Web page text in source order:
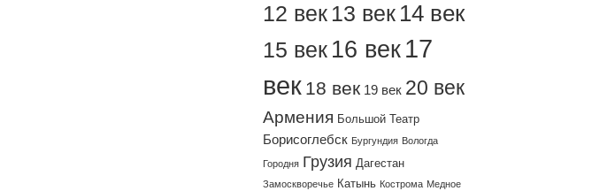
12 век 13 век 14 век
15 век 16 век17
век 18 век 19 век 20 век
Армения Большой Театр
Борисоглебск Бургундия Вологда
Городня Грузия Дагестан
Замоскворечье Катынь Кострома Медное